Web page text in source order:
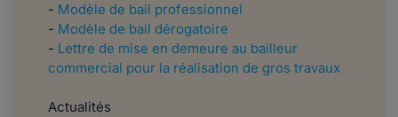
- Modèle de bail professionnel
- Modèle de bail dérogatoire
- Lettre de mise en demeure au bailleur
commercial pour la réalisation de gros travaux
Actualités